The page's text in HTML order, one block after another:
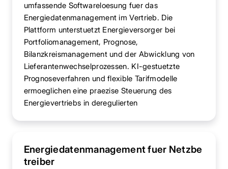
umfassende Softwareloesung fuer das
Energiedatenmanagement im Vertrieb. Die
Plattform unterstuetzt Energieversorger bei
Portfoliomanagement, Prognose,
Bilanzkreismanagement und der Abwicklung von
Lieferantenwechselprozessen. KI-gestuetzte
Prognoseverfahren und flexible Tarifmodelle
ermoeglichen eine praezise Steuerung des
Energievertriebs in deregulierten
Energiedatenmanagement fuer Netzbe
treiber